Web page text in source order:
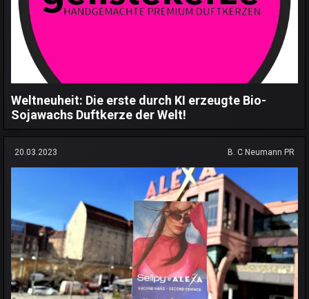
Weltneuheit: Die erste durch KI erzeugte Bio-
Sojawachs Duftkerze der Welt!
20.03.2023 B. C Neumann PR